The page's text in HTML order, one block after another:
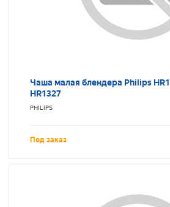
Чаша малая блендера Philips
HR1327
PHILIPS
Под заказ